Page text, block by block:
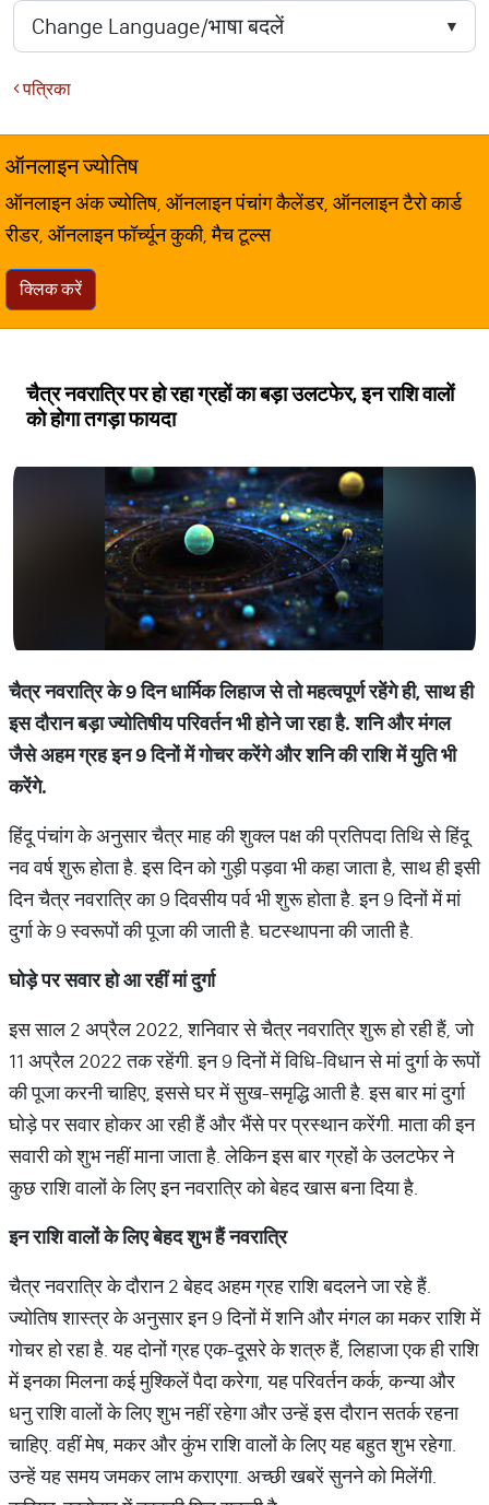
पत्रिका
ऑनलाइन ज्योतिष
ऑनलाइन अंक ज्योतिष, ऑनलाइन पंचांग कैलेंडर, ऑनलाइन टैरो कार्ड
रीडर, ऑनलाइन फॉर्च्यून कुकी, मैच टूल्स
क्लिक करें
चैत्र नवरात्रि पर हो रहा ग्रहों का बड़ा उलटफेर, इन राशि वालों
को होगा तगड़ा फायदा
चैत्र नवरात्रि के 9 दिन धार्मिक लिहाज से तो महत्‍वपूर्ण रहेंगे ही, साथ ही
इस दौरान बड़ा ज्‍योतिषीय परिवर्तन भी होने जा रहा है. शनि और मंगल
जैसे अहम ग्रह इन 9 दिनों में गोचर करेंगे और शनि की राशि में युति भी
करेंगे.
हिंदू पंचांग के अनुसार चैत्र माह की शुक्ल पक्ष की प्रतिपदा तिथि से हिंदू
नव वर्ष शुरू होता है. इस दिन को गुड़ी पड़वा भी कहा जाता है, साथ ही इसी
दिन चैत्र नवरात्रि का 9 दिवसीय पर्व भी शुरू होता है. इन 9 दिनों में मां
दुर्गा के 9 स्‍वरूपों की पूजा की जाती है. घटस्‍थापना की जाती है.
घोड़ेपरसवारहोआरहींमांदुर्गा
इस साल 2 अप्रैल 2022, शनिवार से चैत्र नवरात्रि शुरू हो रही हैं, जो
11 अप्रैल 2022 तक रहेंगी. इन 9 दिनों में विधि-विधान से मां दुर्गा के रूपों
की पूजा करनी चाहिए, इससे घर में सुख-समृद्धि आती है. इस बार मां दुर्गा
घोड़े पर सवार होकर आ रही हैं और भैंसे पर प्रस्‍थान करेंगी. माता की इन
सवारी को शुभ नहीं माना जाता है. लेकिन इस बार ग्रहों के उलटफेर ने
कुछ राशि वालों के लिए इन नवरात्रि को बेहद खास बना दिया है.
इनराशिवालोंकेलिएबेहदशुभहैंनवरात्रि
चैत्र नवरात्रि के दौरान 2 बेहद अहम ग्रह राशि बदलने जा रहे हैं.
ज्‍योतिष शास्‍त्र के अनुसार इन 9 दिनों में शनि और मंगल का मकर राशि में
गोचर हो रहा है. यह दोनों ग्रह एक-दूसरे के शत्रु हैं, लिहाजा एक ही राशि
में इनका मिलना कई मुश्किलें पैदा करेगा, यह परिवर्तन कर्क, कन्या और
धनु राशि वालों के लिए शुभ नहीं रहेगा और उन्‍हें इस दौरान सतर्क रहना
चाहिए. वहीं मेष, मकर और कुंभ राशि वालों के लिए यह बहुत शुभ रहेगा.
उन्‍हें यह समय जमकर लाभ कराएगा. अच्‍छी खबरें सुनने को मिलेंगी.